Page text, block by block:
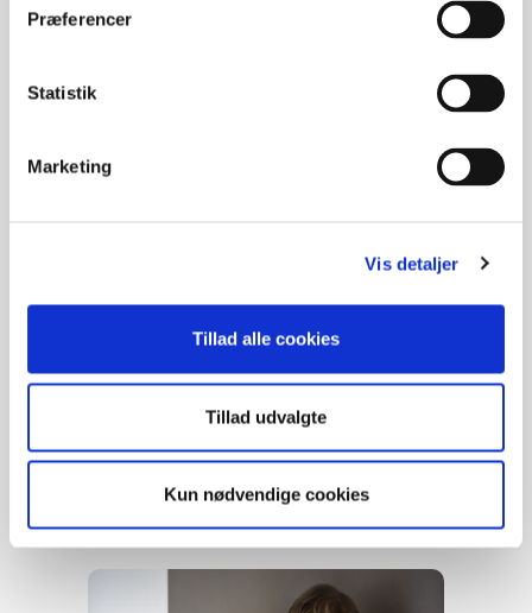
Præferencer
Statistik
Marketing
Vis detaljer
Tillad alle cookies
Tillad udvalgte
Kun nødvendige cookies
Kan borderline behandles? Det korte svar er ja.
Hvor man tidligere så ret pessimistisk på
årtier sket så meget på området, at der findes
behandlingsmetoder, som langt de fleste vil
have gavn af.
Borderline